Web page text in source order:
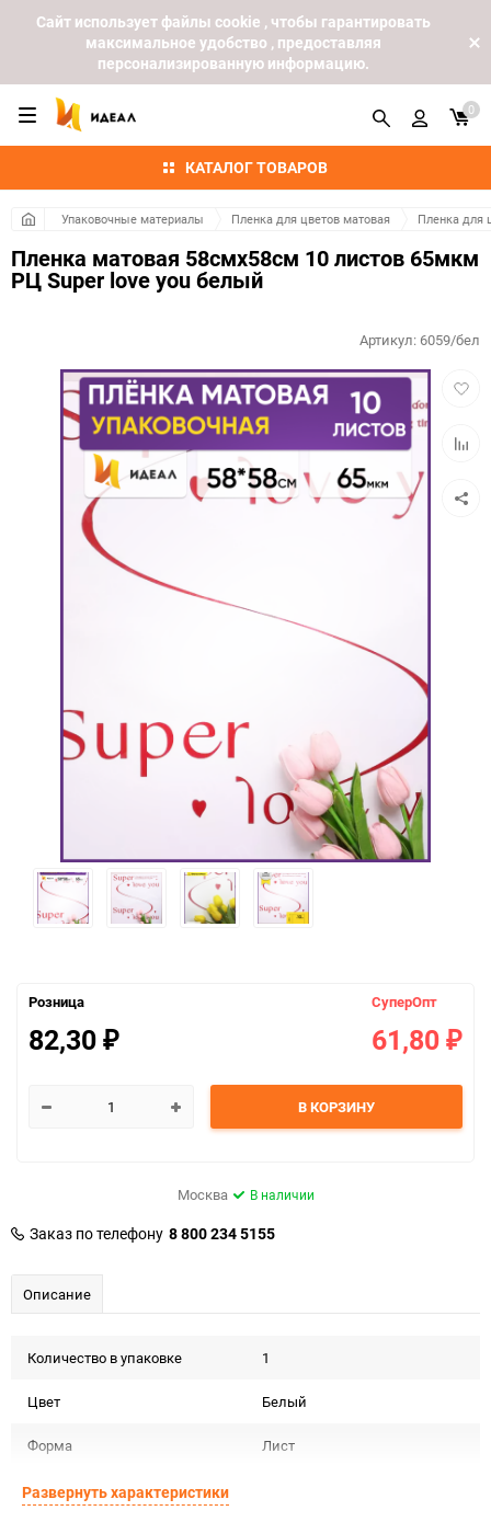
Cайт использует файлы cookie , чтобы гарантировать
максимальное удобство , предоставляя
персонализированную информацию.
КАТАЛОГ ТОВАРОВ
0
Упаковочные материалы Пленка для цветов матовая Пленка для
Пленка матовая 58смх58см 10 листов 65мкм
РЦ Super love you белый
Артикул: 6059/бел
Розница
82,30 ₽
СуперОпт
61,80 ₽
В КОРЗИНУ
Москва В наличии
Заказ по телефону 8 800 234 5155
Описание
Количество в упаковке 1
Цвет Белый
Форма Лист
Материал
Развернуть характеристики